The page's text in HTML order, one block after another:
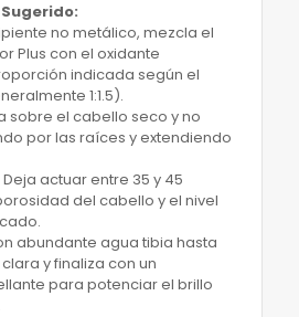
no metálico, mezcla el
Plus con el oxidante
indicada según el
1:1.5).
sobre el cabello seco y no
por las raíces y extendiendo
Deja actuar entre 35 y 45
del cabello y el nivel
abundante agua tibia hasta
y finaliza con un
para potenciar el brillo